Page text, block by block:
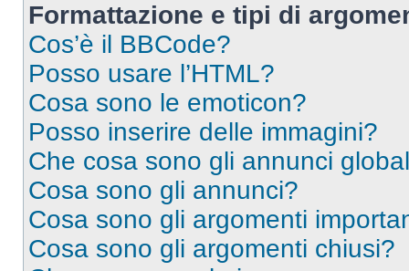
Formattazione e tipi di
Cos’è il BBCode?
Posso usare l’HTML?
Cosa sono le emoticon?
Posso inserire delle immagini?
Che cosa sono gli annunci
Cosa sono gli annunci?
Cosa sono gli argomenti
Cosa sono gli argomenti chiusi?